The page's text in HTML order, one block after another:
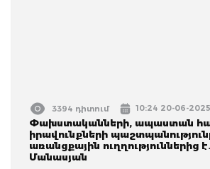
3394 դիտում 10:24 20-06-2025
Փախստականների, ապաստան
իրավունքների
առանցքային ուղղություններից
Մանասյան